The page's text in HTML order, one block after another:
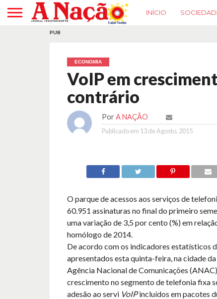
INÍCIO
PUB
ECONOMIA
VoIP em
contrário
Por A NAÇÃO
Publicado em 13 de Agosto, 2015
O parque de acessos aos serviços de
60.951 assinaturas no final do primeiro
uma variação de 3,5 por cento (%) em
homólogo de 2014.
De acordo com os indicadores estatísticos
apresentados esta quinta-feira, na cidade
Agência Nacional de Comunicações
crescimento no segmento de telefonia fixa
adesão ao servi VoIPincluídos em pacotes